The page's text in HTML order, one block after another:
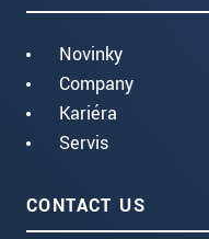
Novinky
Company
Kariéra
Servis
CONTACT US